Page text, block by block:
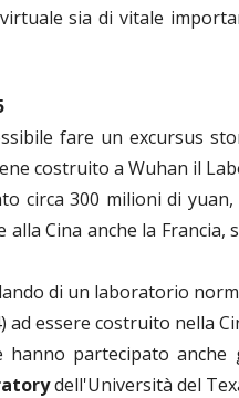
sia di vitale
fare un excursus
costruito a Wuhan il
circa 300 milioni di
Cina anche la
di un laboratorio
ad essere costruito nella
hanno partecipato anche
dell'Università del